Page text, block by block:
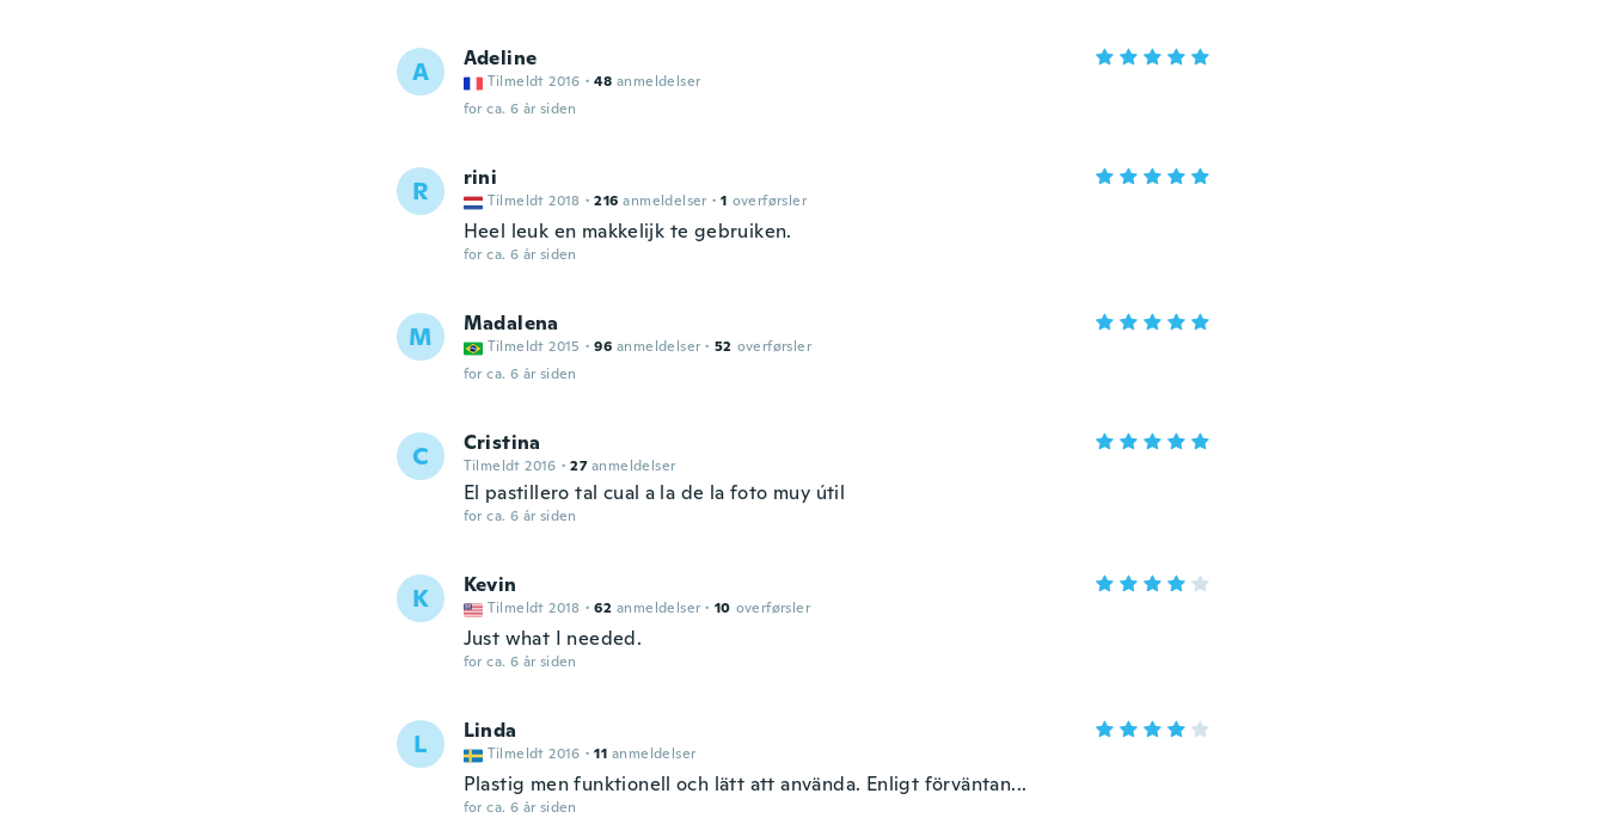
A Adeline
Tilmeldt 2016 · 48 anmeldelser
for ca. 6 år siden
R rini
Tilmeldt 2018 · 216 anmeldelser · 1 overførsler
Heel leuk en makkelijk te gebruiken.
for ca. 6 år siden
M Madalena
Tilmeldt 2015 · 96 anmeldelser · 52 overførsler
for ca. 6 år siden
C Cristina
Tilmeldt 2016 · 27 anmeldelser
El pastillero tal cual a la de la foto muy útil
for ca. 6 år siden
K Kevin
Tilmeldt 2018 · 62 anmeldelser · 10 overførsler
Just what I needed.
for ca. 6 år siden
L Linda
Tilmeldt 2016 · 11 anmeldelser
Plastig men funktionell och lätt att använda. Enligt förväntan...
for ca. 6 år siden